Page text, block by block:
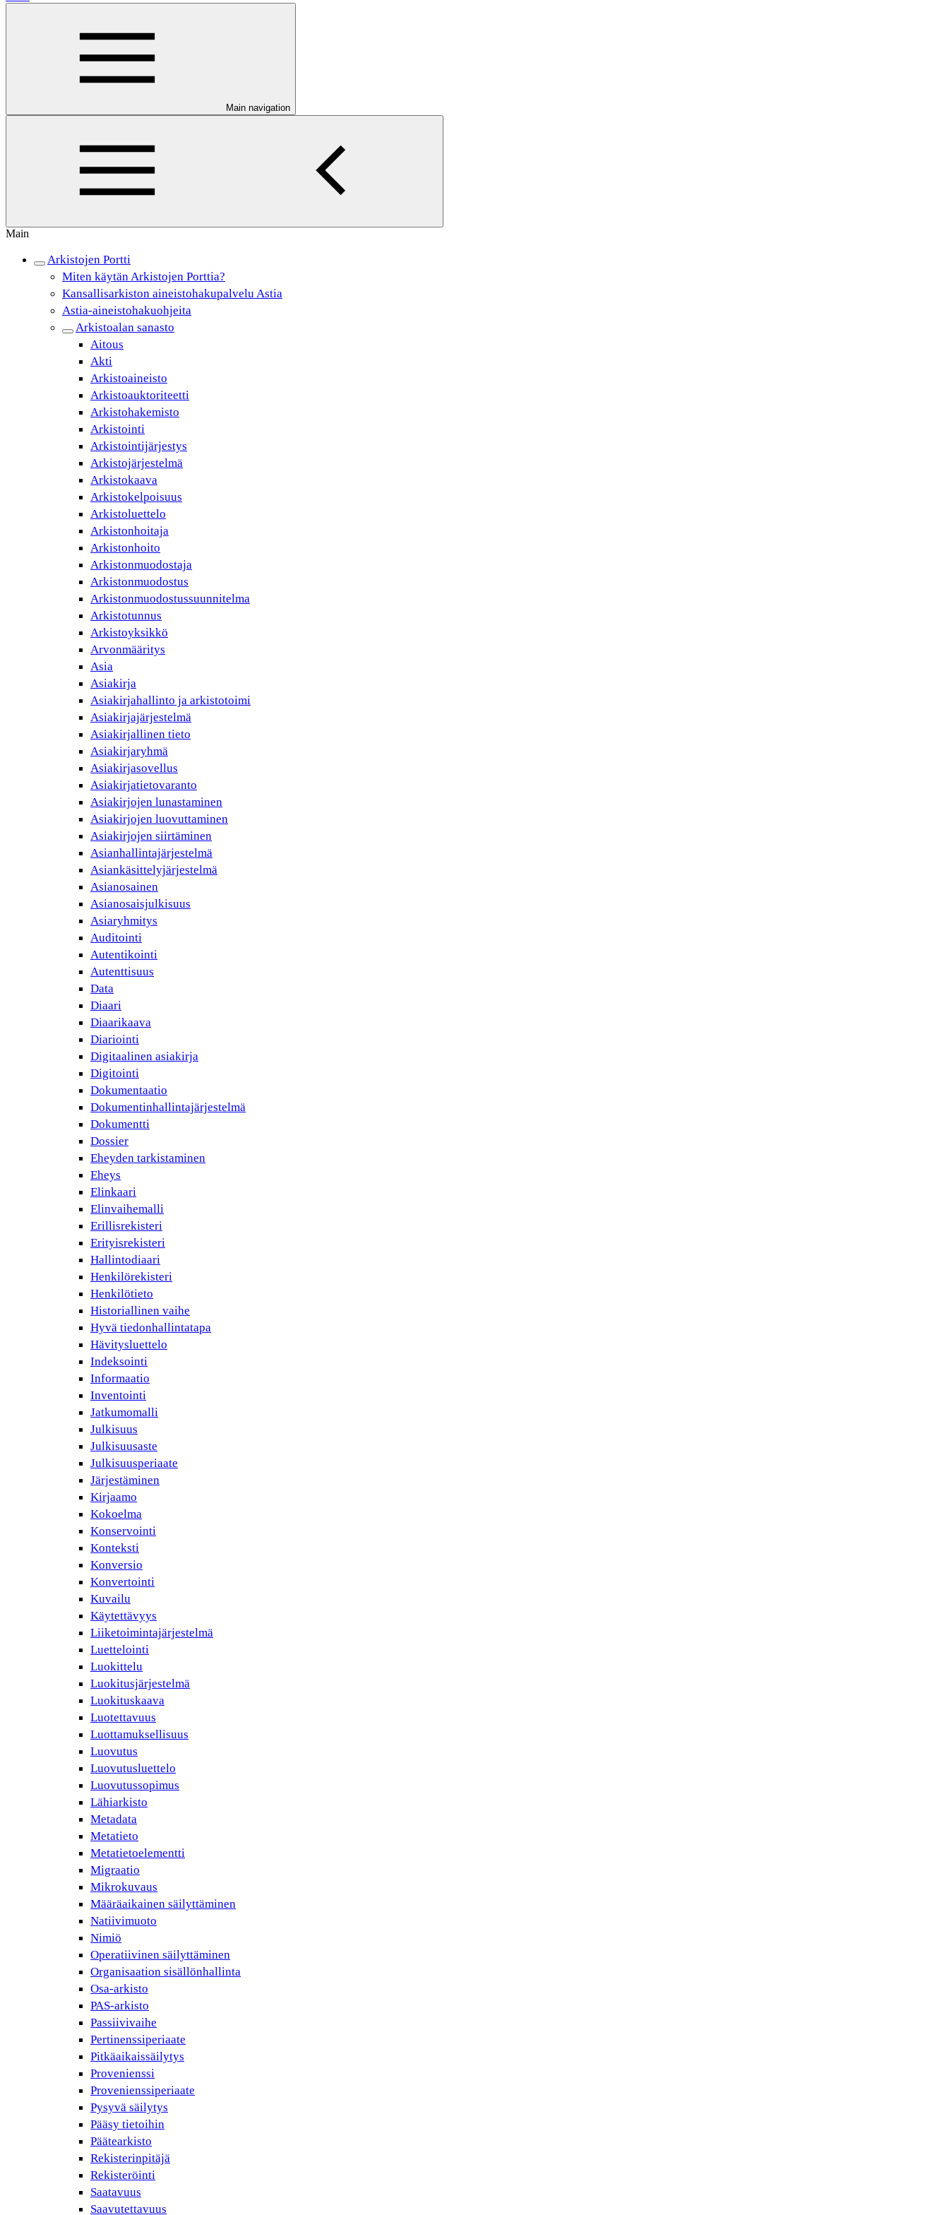
Main navigation
Main
Arkistojen Portti
Miten käytän Arkistojen Porttia?
Kansallisarkiston aineistohakupalvelu Astia
Astia-aineistohakuohjeita
Arkistoalan sanasto
Aitous
Akti
Arkistoaineisto
Arkistoauktoriteetti
Arkistohakemisto
Arkistointi
Arkistointijärjestys
Arkistojärjestelmä
Arkistokaava
Arkistokelpoisuus
Arkistoluettelo
Arkistonhoitaja
Arkistonhoito
Arkistonmuodostaja
Arkistonmuodostus
Arkistonmuodostussuunnitelma
Arkistotunnus
Arkistoyksikkö
Arvonmääritys
Asia
Asiakirja
Asiakirjahallinto ja arkistotoimi
Asiakirjajärjestelmä
Asiakirjallinen tieto
Asiakirjaryhmä
Asiakirjasovellus
Asiakirjatietovaranto
Asiakirjojen lunastaminen
Asiakirjojen luovuttaminen
Asiakirjojen siirtäminen
Asianhallintajärjestelmä
Asiankäsittelyjärjestelmä
Asianosainen
Asianosaisjulkisuus
Asiaryhmitys
Auditointi
Autentikointi
Autenttisuus
Data
Diaari
Diaarikaava
Diariointi
Digitaalinen asiakirja
Digitointi
Dokumentaatio
Dokumentinhallintajärjestelmä
Dokumentti
Dossier
Eheyden tarkistaminen
Eheys
Elinkaari
Elinvaihemalli
Erillisrekisteri
Erityisrekisteri
Hallintodiaari
Henkilörekisteri
Henkilötieto
Historiallinen vaihe
Hyvä tiedonhallintatapa
Hävitysluettelo
Indeksointi
Informaatio
Inventointi
Jatkumomalli
Julkisuus
Julkisuusaste
Julkisuusperiaate
Järjestäminen
Kirjaamo
Kokoelma
Konservointi
Konteksti
Konversio
Konvertointi
Kuvailu
Käytettävyys
Liiketoimintajärjestelmä
Luettelointi
Luokittelu
Luokitusjärjestelmä
Luokituskaava
Luotettavuus
Luottamuksellisuus
Luovutus
Luovutusluettelo
Luovutussopimus
Lähiarkisto
Metadata
Metatieto
Metatietoelementti
Migraatio
Mikrokuvaus
Määräaikainen säilyttäminen
Natiivimuoto
Nimiö
Operatiivinen säilyttäminen
Organisaation sisällönhallinta
Osa-arkisto
PAS-arkisto
Passiivivaihe
Pertinenssiperiaate
Pitkäaikaissäilytys
Provenienssi
Provenienssiperiaate
Pysyvä säilytys
Pääsy tietoihin
Päätearkisto
Rekisterinpitäjä
Rekisteröinti
Saatavuus
Saavutettavuus